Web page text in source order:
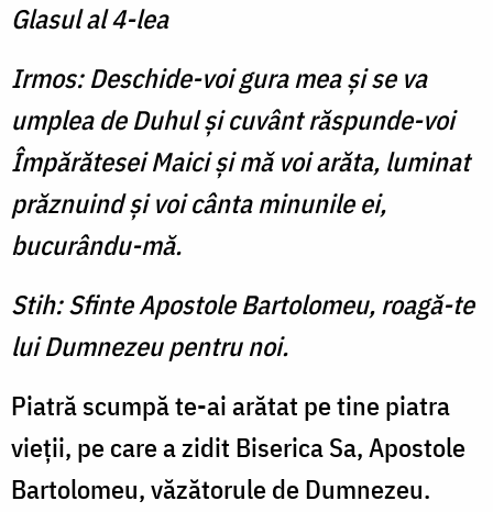
Glasul al 4-lea
Irmos: Deschide-voi gura mea şi se va
umplea de Duhul şi cuvânt răspunde-voi
Împărătesei Maici şi mă voi arăta, luminat
prăznuind şi voi cânta minunile ei,
bucurându-mă.
Stih: Sfinte Apostole Bartolomeu, roagă-te
lui Dumnezeu pentru noi.
Piatră scumpă te-ai arătat pe tine piatra
vieţii, pe care a zidit Biserica Sa, Apostole
Bartolomeu, văzătorule de Dumnezeu.